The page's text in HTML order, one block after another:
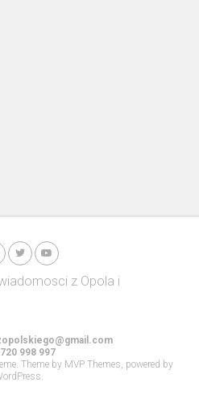
998 997
Theme by MVP Themes, powered by